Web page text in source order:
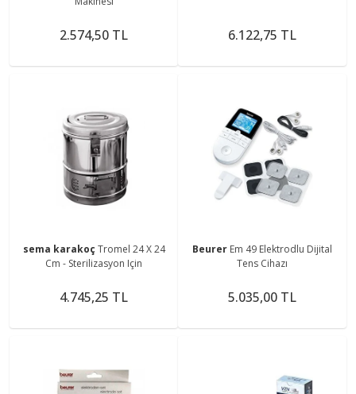
2.574,50 TL 6.122,75 TL
sema karakoç Tromel 24 X 24
Cm - Sterilizasyon Için
4.745,25 TL
Beurer Em 49 Elektrodlu Dijital
Tens Cihazı
5.035,00 TL